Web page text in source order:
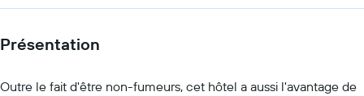
Présentation
Outre le fait d'être non-fumeurs, cet hôtel a aussi l'avantage de